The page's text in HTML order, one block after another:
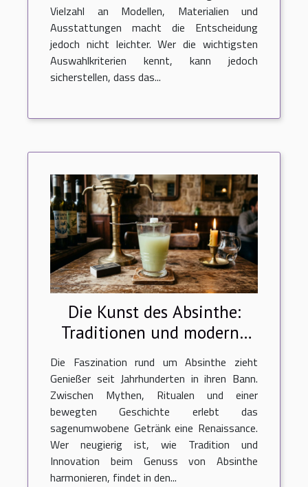
Vielzahl an Modellen, Materialien und
Ausstattungen macht die Entscheidung
jedoch nicht leichter. Wer die wichtigsten
Auswahlkriterien kennt, kann jedoch
sicherstellen, dass das...
Die Kunst des Absinthe:
Traditionen und moderne
Zubereitungsmethoden
Die Faszination rund um Absinthe zieht
Genießer seit Jahrhunderten in ihren Bann.
Zwischen Mythen, Ritualen und einer
bewegten Geschichte erlebt das
sagenumwobene Getränk eine Renaissance.
Wer neugierig ist, wie Tradition und
Innovation beim Genuss von Absinthe
harmonieren, findet in den...